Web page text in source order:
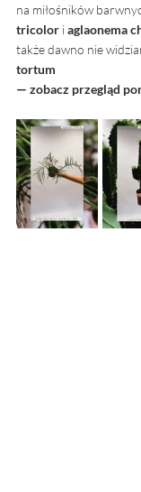
na miłośników
tricolor i aglaonema
także dawno nie
tortum
— zobacz przegląd